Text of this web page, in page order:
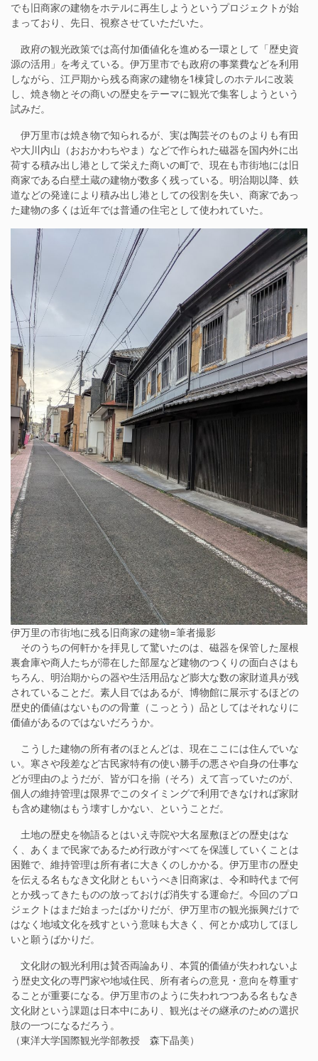
でも旧商家の建物をホテルに再生しようというプロジェクトが始
まっており、先日、視察させていただいた。
政府の観光政策では高付加価値化を進める一環として「歴史資
源の活用」を考えている。伊万里市でも政府の事業費などを利用
しながら、江戸期から残る商家の建物を1棟貸しのホテルに改装
し、焼き物とその商いの歴史をテーマに観光で集客しようという
試みだ。
伊万里市は焼き物で知られるが、実は陶芸そのものよりも有田
や大川内山（おおかわちやま）などで作られた磁器を国内外に出
荷する積み出し港として栄えた商いの町で、現在も市街地には旧
商家である白壁土蔵の建物が数多く残っている。明治期以降、鉄
道などの発達により積み出し港としての役割を失い、商家であっ
た建物の多くは近年では普通の住宅として使われていた。
伊万里の市街地に残る旧商家の建物=筆者撮影
そのうちの何軒かを拝見して驚いたのは、磁器を保管した屋根
裏倉庫や商人たちが滞在した部屋など建物のつくりの面白さはも
ちろん、明治期からの器や生活用品など膨大な数の家財道具が残
されていることだ。素人目ではあるが、博物館に展示するほどの
歴史的価値はないものの骨董（こっとう）品としてはそれなりに
価値があるのではないだろうか。
こうした建物の所有者のほとんどは、現在ここには住んでいな
い。寒さや段差など古民家特有の使い勝手の悪さや自身の仕事な
どが理由のようだが、皆が口を揃（そろ）えて言っていたのが、
個人の維持管理は限界でこのタイミングで利用できなければ家財
も含め建物はもう壊すしかない、ということだ。
土地の歴史を物語るとはいえ寺院や大名屋敷ほどの歴史はな
く、あくまで民家であるため行政がすべてを保護していくことは
困難で、維持管理は所有者に大きくのしかかる。伊万里市の歴史
を伝える名もなき文化財ともいうべき旧商家は、令和時代まで何
とか残ってきたものの放っておけば消失する運命だ。今回のプロ
ジェクトはまだ始まったばかりだが、伊万里市の観光振興だけで
はなく地域文化を残すという意味も大きく、何とか成功してほし
いと願うばかりだ。
文化財の観光利用は賛否両論あり、本質的価値が失われないよ
う歴史文化の専門家や地域住民、所有者らの意見・意向を尊重す
ることが重要になる。伊万里市のように失われつつある名もなき
文化財という課題は日本中にあり、観光はその継承のための選択
肢の一つになるだろう。
（東洋大学国際観光学部教授 森下晶美）